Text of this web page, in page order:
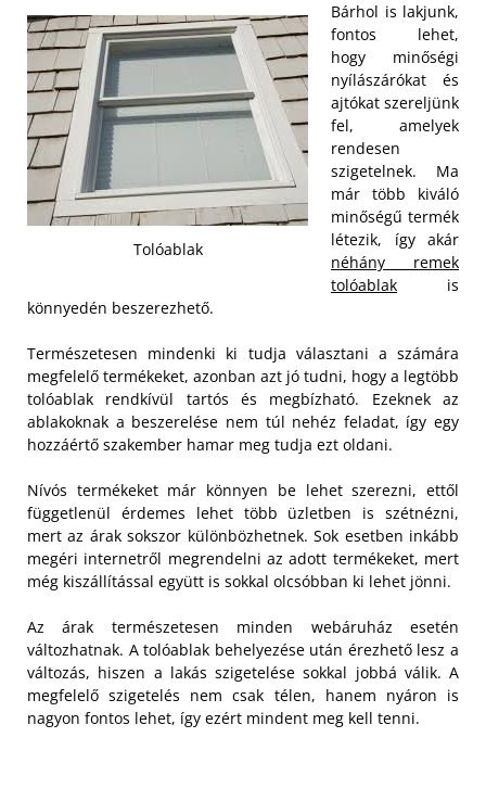
Tolóablak
Bárhol is lakjunk,
fontos lehet,
hogy minőségi
nyílászárókat és
ajtókat szereljünk
fel, amelyek
rendesen
szigetelnek. Ma
már több kiváló
minőségű termék
létezik, így akár
néhány remek
tolóablak is
könnyedén beszerezhető.
Természetesen mindenki ki tudja választani a számára
megfelelő termékeket, azonban azt jó tudni, hogy a legtöbb
tolóablak rendkívül tartós és megbízható. Ezeknek az
ablakoknak a beszerelése nem túl nehéz feladat, így egy
hozzáértő szakember hamar meg tudja ezt oldani.
Nívós termékeket már könnyen be lehet szerezni, ettől
függetlenül érdemes lehet több üzletben is szétnézni,
mert az árak sokszor különbözhetnek. Sok esetben inkább
megéri internetről megrendelni az adott termékeket, mert
még kiszállítással együtt is sokkal olcsóbban ki lehet jönni.
Az árak természetesen minden webáruház esetén
változhatnak. A tolóablak behelyezése után érezhető lesz a
változás, hiszen a lakás szigetelése sokkal jobbá válik. A
megfelelő szigetelés nem csak télen, hanem nyáron is
nagyon fontos lehet, így ezért mindent meg kell tenni.